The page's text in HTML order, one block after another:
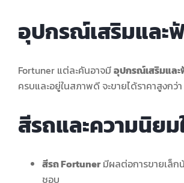
อุปกรณ์เสริมและ
Fortuner แต่ละคันอาจมีอุปกรณ์เสริมแล
ครบและอยู่ในสภาพดี จะขายได้ราคาสูงกว่า
สีรถและความนิย
สีรถ Fortunerมีผลต่อการขายเล็ก
ชอบ